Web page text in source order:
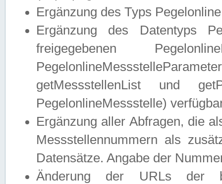
Ergänzung des Typs
Ergänzung des Datentyps
freigegebenen
getMessstellenList und
PegelonlineMessstelle)
Ergänzung aller Abfragen, die
Messstellennummern als
Datensätze. Angabe der
Änderung der URLs der